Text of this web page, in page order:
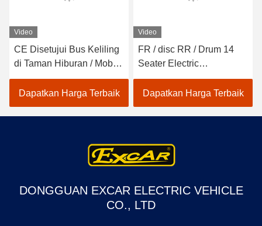
Video
CE Disetujui Bus Keliling
di Taman Hiburan / Mobil
Shuttle Listrik
Dapatkan Harga Terbaik
Video
FR / disc RR / Drum 14
Seater Electric
Sightseeing Bus Dengan
Kursi Sofa
Dapatkan Harga Terbaik
DONGGUAN EXCAR ELECTRIC VEHICLE
CO., LTD